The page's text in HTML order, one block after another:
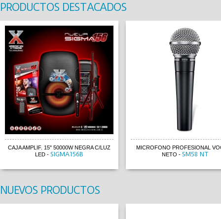
PRODUCTOS DESTACADOS
CAJA AMPLIF. 15" 50000W NEGRA C/LUZ
LED - SIGMA156B
MICROFONO PROFESIONAL
NETO - SM58 NT
NUEVOS PRODUCTOS